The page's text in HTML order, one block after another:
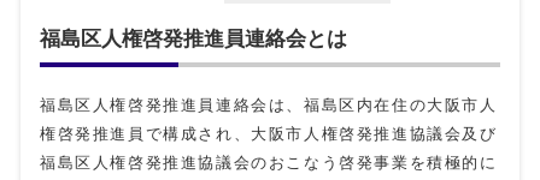
福島区人権啓発推進員連絡会とは
福島区人権啓発推進員連絡会は、福島区内在住の大阪市人
権啓発推進員で構成され、大阪市人権啓発推進協議会及び
福島区人権啓発推進協議会のおこなう啓発事業を積極的に